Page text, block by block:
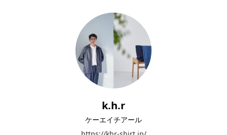
k.h.r
ケーエイチアール